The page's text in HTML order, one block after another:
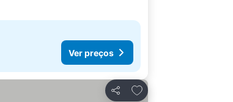
Ver preços
Partilhar
Adicionar aos favoritos